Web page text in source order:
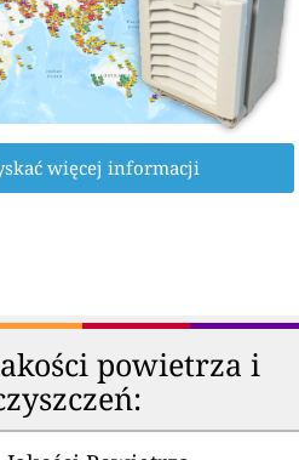
więcej informacji
powietrza i